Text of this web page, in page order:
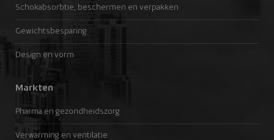
Schokabsorbtie, beschermen en verpakken
Gewichtsbesparing
Design en vorm
Markten
Pharma en gezondheidszorg
Verwarming en ventilatie